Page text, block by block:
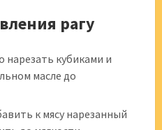
рагу
нарезать кубиками и
масле до
к мясу нарезанный